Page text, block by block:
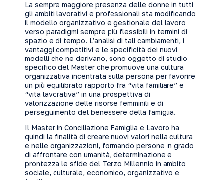
La sempre maggiore presenza delle donne in tutti
gli ambiti lavorativi e professionali sta modificando
il modello organizzativo e gestionale del lavoro
verso paradigmi sempre più flessibili in termini di
spazio e di tempo. L’analisi di tali cambiamenti, i
vantaggi competitivi e le specificità dei nuovi
modelli che ne derivano, sono oggetto di studio
specifico del Master che promuove una cultura
organizzativa incentrata sulla persona per favorire
un più equilibrato rapporto fra “vita familiare” e
“vita lavorativa” in una prospettiva di
valorizzazione delle risorse femminili e di
perseguimento del benessere della famiglia.
Il Master in Conciliazione Famiglia e Lavoro ha
quindi la finalità di creare nuovi valori nella cultura
e nelle organizzazioni, formando persone in grado
di affrontare con umanità, determinazione e
prontezza le sfide del Terzo Millennio in ambito
sociale, culturale, economico, organizzativo e